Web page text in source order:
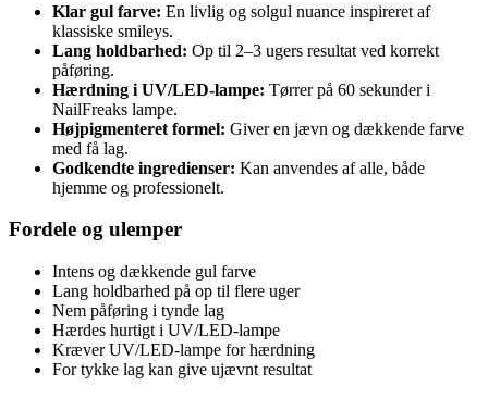
Klar gul farve: En livlig og solgul nuance inspireret af
klassiske smileys.
Lang holdbarhed: Op til 2–3 ugers resultat ved korrekt
påføring.
Hærdning i UV/LED-lampe: Tørrer på 60 sekunder i
NailFreaks lampe.
Højpigmenteret formel: Giver en jævn og dækkende farve
med få lag.
Godkendte ingredienser: Kan anvendes af alle, både
hjemme og professionelt.
Fordele og ulemper
Intens og dækkende gul farve
Lang holdbarhed på op til flere uger
Nem påføring i tynde lag
Hærdes hurtigt i UV/LED-lampe
Kræver UV/LED-lampe for hærdning
For tykke lag kan give ujævnt resultat